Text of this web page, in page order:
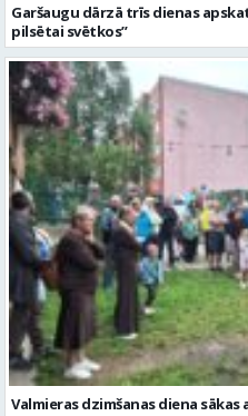
Garšaugu dārzā trīs dienas
pilsētai svētkos”
Valmieras dzimšanas diena